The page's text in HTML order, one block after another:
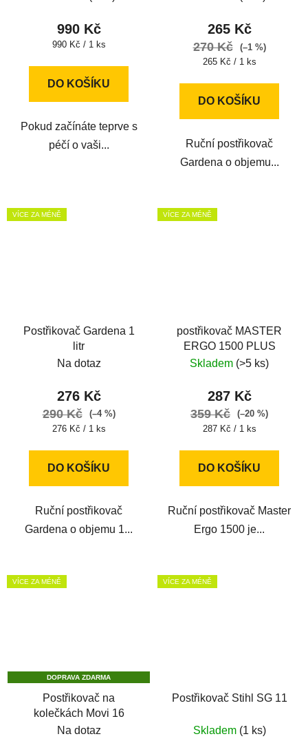
990 Kč
Měrná
990 Kč / 1 ks
DO KOŠÍKU
Pokud začínáte teprve s
péčí o vaši...
265 Kč
270 Kč
(–1 %)
Měrná
265 Kč / 1 ks
DO KOŠÍKU
Ruční postřikovač
Gardena o objemu...
VÍCE ZA MÉNĚ
Postřikovač Gardena 1
litr
Na dotaz
276 Kč
290 Kč
(–4 %)
Měrná
276 Kč / 1 ks
DO KOŠÍKU
Ruční postřikovač
Gardena o objemu 1...
VÍCE ZA MÉNĚ
postřikovač MASTER
ERGO 1500 PLUS
Skladem (>5 ks)
287 Kč
359 Kč
(–20 %)
Měrná
287 Kč / 1 ks
DO KOŠÍKU
Ruční postřikovač Master
Ergo 1500 je...
VÍCE ZA MÉNĚ
DOPRAVA ZDARMA
Postřikovač na
kolečkách Movi 16
Na dotaz
VÍCE ZA MÉNĚ
Postřikovač Stihl SG 11
Skladem (1 ks)